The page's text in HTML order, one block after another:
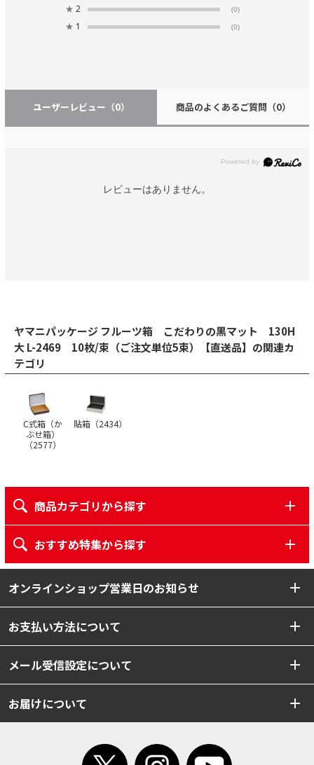
★ 2 (0)
★ 1 (0)
ユーザーレビュー （0） 商品のよくあるご質問 （0）
レビューはありません。
ヤマニパッケージ フルーツ箱 こだわりの黒マット 130H
大 L-2469 10枚/束（ご注文単位5束）【直送品】の関連カ
テゴリ
C式箱（か
ぶせ箱）
（2577）
貼箱（2434）
商品カテゴリから探す
おすすめ特集から探す
オンラインショップ営業日のお知らせ
お支払い方法について
メール受信設定について
お届けについて